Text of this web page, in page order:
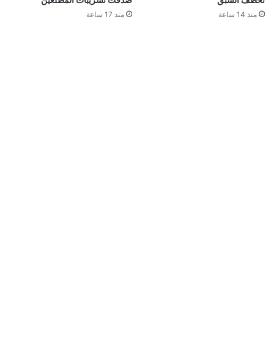
منذ 14 ساعة منذ 17 ساعة